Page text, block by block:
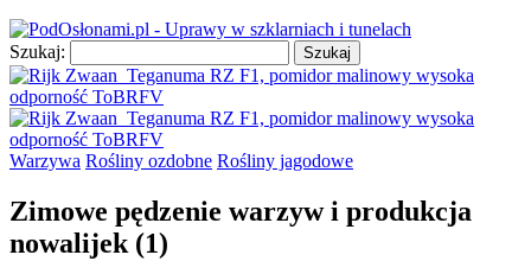
Szukaj:
Warzywa Rośliny ozdobne Rośliny jagodowe
Zimowe pędzenie warzyw i produkcja
nowalijek (1)